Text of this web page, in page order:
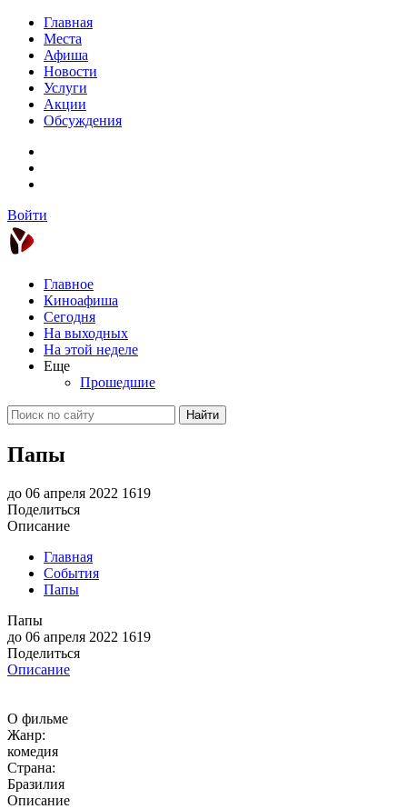
Главная
Места
Афиша
Новости
Услуги
Акции
Обсуждения
Войти
Главное
Киноафиша
Сегодня
На выходных
На этой неделе
Еще
Прошедшие
Найти
Папы
до 06 апреля 2022 1619
Поделиться
Описание
Главная
События
Папы
Папы
до 06 апреля 2022 1619
Поделиться
Описание
О фильме
Жанр:
комедия
Страна:
Бразилия
Описание